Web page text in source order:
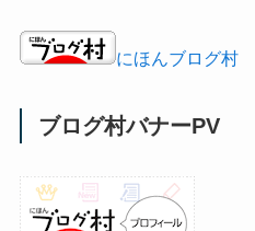
にほんブログ村
ブログ村バナーPV